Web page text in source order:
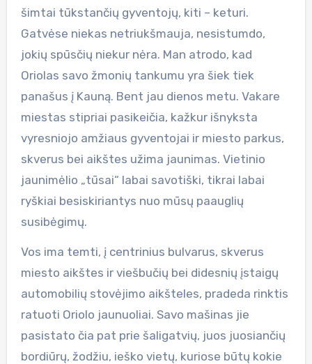
šimtai tūkstančių gyventojų, kiti – keturi.
Gatvėse niekas netriukšmauja, nesistumdo,
jokių spūsčių niekur nėra. Man atrodo, kad
Oriolas savo žmonių tankumu yra šiek tiek
panašus į Kauną. Bent jau dienos metu. Vakare
miestas stipriai pasikeičia, kažkur išnyksta
vyresniojo amžiaus gyventojai ir miesto parkus,
skverus bei aikštes užima jaunimas. Vietinio
jaunimėlio „tūsai“ labai savotiški, tikrai labai
ryškiai besiskiriantys nuo mūsų paauglių
susibėgimų.
Vos ima temti, į centrinius bulvarus, skverus
miesto aikštes ir viešbučių bei didesnių įstaigų
automobilių stovėjimo aikšteles, pradeda rinktis
ratuoti Oriolo jaunuoliai. Savo mašinas jie
pasistato čia pat prie šaligatvių, juos juosiančių
bordiūrų, žodžiu, ieško vietų, kuriose būtų kokie